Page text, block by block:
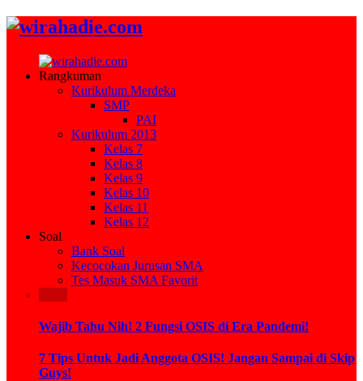
Rangkuman
Kurikulum Merdeka
SMP
PAI
Kurikulum 2013
Kelas 7
Kelas 8
Kelas 9
Kelas 10
Kelas 11
Kelas 12
Soal
Bank Soal
Kecocokan Jurusan SMA
Tes Masuk SMA Favorit
Wajib Tahu Nih! 2 Fungsi OSIS di Era Pandemi!
7 Tips Untuk Jadi Anggota OSIS! Jangan Sampai di Skip
Guys!